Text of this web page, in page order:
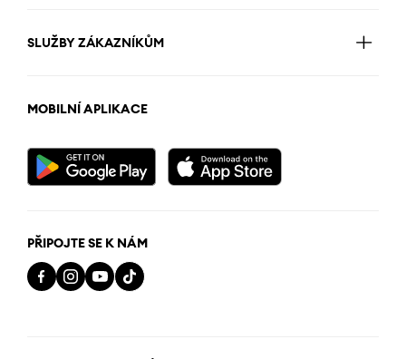
SLUŽBY ZÁKAZNÍKŮM
MOBILNÍ APLIKACE
PŘIPOJTE SE K NÁM